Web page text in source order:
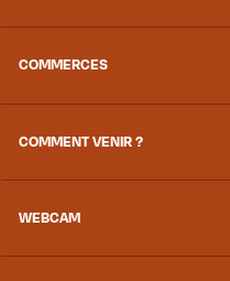
COMMERCES
COMMENT VENIR ?
WEBCAM
?
locaux
pro